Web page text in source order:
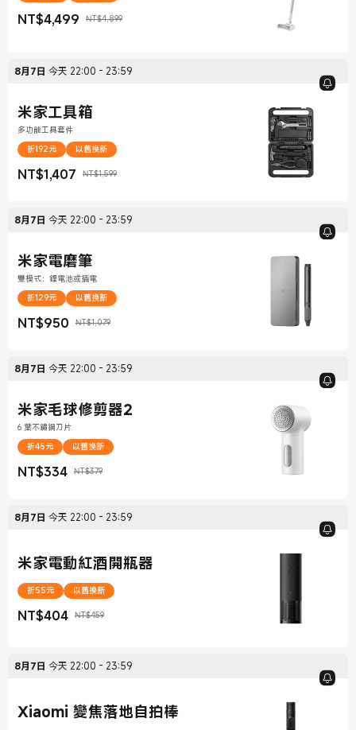
NT$4,499
現價 NT$4,499 NT$4,899
銷售價格 NT$4,899
8月7日 今天 22:00 - 23:59
米家工具箱
多功能工具套件
折192元
以舊換新
NT$1,407
現價 NT$1,407 NT$1,599
銷售價格 NT$1,599
8月7日 今天 22:00 - 23:59
米家電磨筆
雙模式：鋰電池或插電
折129元
以舊換新
NT$950
現價 NT$950 NT$1,079
銷售價格 NT$1,079
8月7日 今天 22:00 - 23:59
米家毛球修剪器2
6 葉不鏽鋼刀片
折45元
以舊換新
NT$334
現價 NT$334 NT$379
銷售價格 NT$379
8月7日 今天 22:00 - 23:59
米家電動紅酒開瓶器
折55元 以舊換新
NT$404
現價 NT$404 NT$459
銷售價格 NT$459
8月7日 今天 22:00 - 23:59
Xiaomi 變焦落地自拍棒